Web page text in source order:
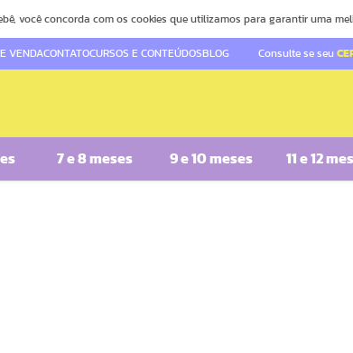
você concorda com os cookies que utilizamos para garantir uma
VENDACONTATOCURSOS E CONTEÚDOSBLOG Consulte se seu
7 e 8 meses 9 e 10 meses 11 e 12